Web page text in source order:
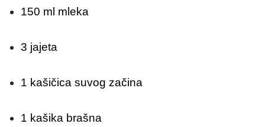
150 ml mleka
3 jajeta
1 kašičica suvog začina
1 kašika brašna